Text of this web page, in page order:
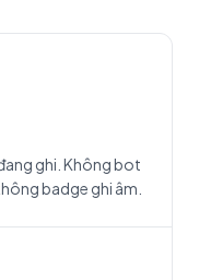
ghi. Không bot
badge ghi âm.